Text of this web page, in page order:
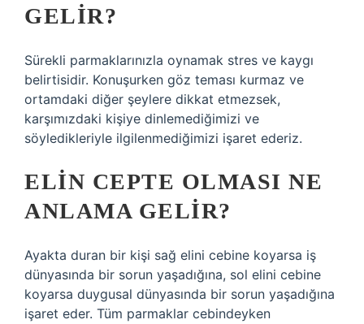
GELIR?
Sürekli parmaklarınızla oynamak stres ve kaygı
belirtisidir. Konuşurken göz teması kurmaz ve
ortamdaki diğer şeylere dikkat etmezsek,
karşımızdaki kişiye dinlemediğimizi ve
söyledikleriyle ilgilenmediğimizi işaret ederiz.
ELIN CEPTE OLMASI NE
ANLAMA GELIR?
Ayakta duran bir kişi sağ elini cebine koyarsa iş
dünyasında bir sorun yaşadığına, sol elini cebine
koyarsa duygusal dünyasında bir sorun yaşadığına
işaret eder. Tüm parmaklar cebindeyken